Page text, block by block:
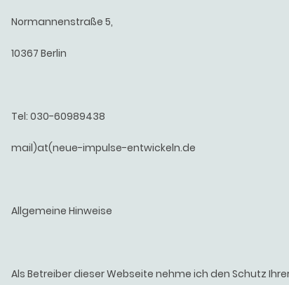
Normannenstraße 5,
10367 Berlin
Tel: 030-60989438
mail)at(neue-impulse-entwickeln.de
Allgemeine Hinweise
Als Betreiber dieser Webseite nehme ich den Schutz